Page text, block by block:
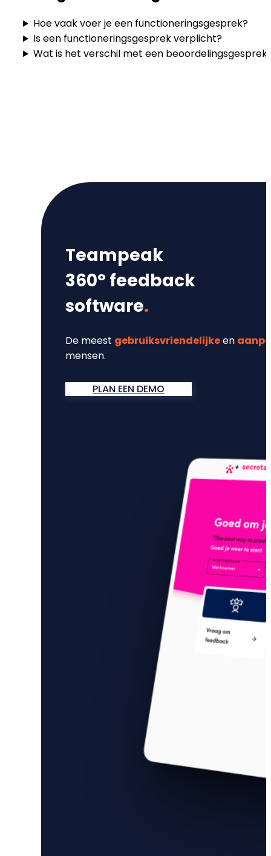
Hoe vaak voer je een functioneringsgesprek?
Is een functioneringsgesprek verplicht?
Wat is het verschil met een
Teampeak
360° feedback
software.
De meest gebruiksvriendelijkeen
mensen.
PLAN EEN DEMO